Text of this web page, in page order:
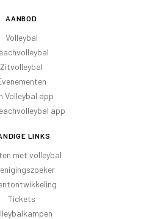
AANBOD
Volleybal
Zitvolleybal
Volleybal app
app
LINKS
met volleybal
Tickets